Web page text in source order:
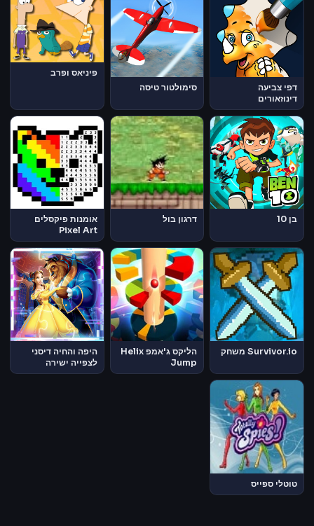
דפי צביעה
דינוזאורים
סימולטור טיסה
פיניאס ופרב
בן 10 דרגון בול
אומנות פיקסלים
Pixel Art
Survivor.io משחק
הליקס ג'אמפ Helix
Jump
היפה והחיה דיסני
לצפייה ישירה
טוטלי ספייס